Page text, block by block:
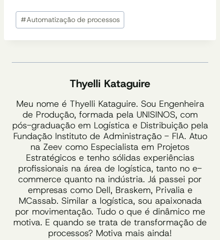
Tags
do
#Automatização de processos
Thyelli Kataguire
Meu nome é Thyelli Kataguire. Sou Engenheira
de Produção, formada pela UNISINOS, com
pós-graduação em Logística e Distribuição pela
Fundação Instituto de Administração - FIA. Atuo
na Zeev como Especialista em Projetos
Estratégicos e tenho sólidas experiências
profissionais na área de logística, tanto no e-
commerce quanto na indústria. Já passei por
empresas como Dell, Braskem, Privalia e
MCassab. Similar a logística, sou apaixonada
por movimentação. Tudo o que é dinâmico me
motiva. E quando se trata de transformação de
processos? Motiva mais ainda!